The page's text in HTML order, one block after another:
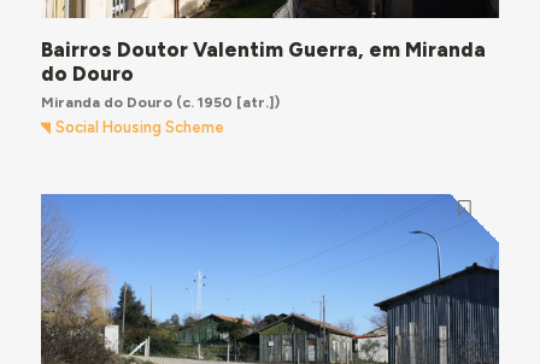
Bairros Doutor Valentim Guerra, em Miranda
do Douro
Miranda do Douro(c. 1950 [atr.])
Social Housing Scheme